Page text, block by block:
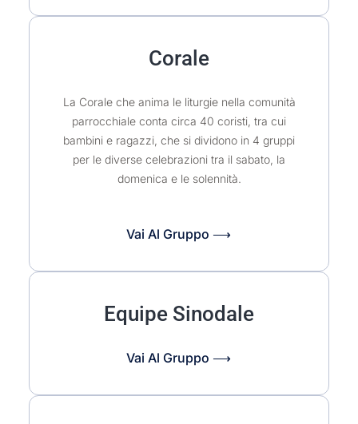
Corale
La Corale che anima le liturgie nella comunità
parrocchiale conta circa 40 coristi, tra cui
bambini e ragazzi, che si dividono in 4 gruppi
per le diverse celebrazioni tra il sabato, la
domenica e le solennità.
Vai Al Gruppo ⟶
Equipe Sinodale
Vai Al Gruppo ⟶